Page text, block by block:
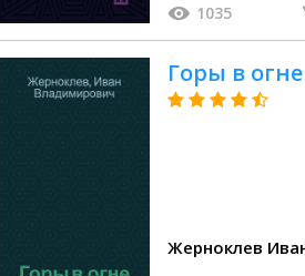
1035
Горы в огне
Жерноклев